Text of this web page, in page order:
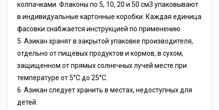
колпачками. Флаконы по 5, 10, 20 и 50 см3 упаковывают
в индивидуальные картонные коробки. Каждая единица
фасовки снабжается инструкцией по применению.
5. Азикан хранят в закрытой упаковке производителя,
отдельно от пищевых продуктов и кормов, в сухом,
защищенном от прямых солнечных лучей месте при
температуре от 5°С до 25°С.
6. Азикан следует хранить в местах, недоступных для
детей.